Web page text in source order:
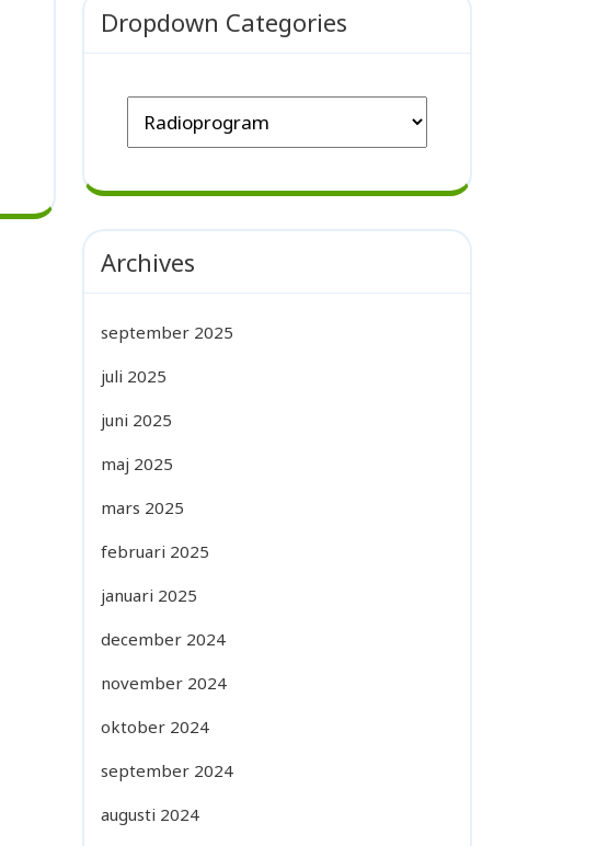
Dropdown Categories
Archives
september 2025
juli 2025
juni 2025
maj 2025
mars 2025
februari 2025
januari 2025
december 2024
november 2024
oktober 2024
september 2024
augusti 2024